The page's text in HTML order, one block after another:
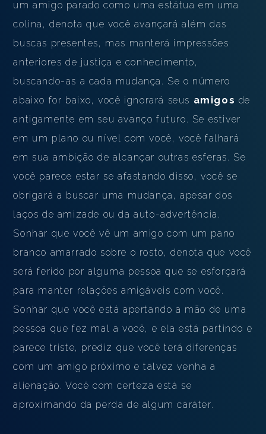
um amigo parado como uma estátua em uma
colina, denota que você avançará além das
buscas presentes, mas manterá impressões
anteriores de justiça e conhecimento,
buscando-as a cada mudança. Se o número
abaixo for baixo, você ignorará seus amigos de
antigamente em seu avanço futuro. Se estiver
em um plano ou nível com você, você falhará
em sua ambição de alcançar outras esferas. Se
você parece estar se afastando disso, você se
obrigará a buscar uma mudança, apesar dos
laços de amizade ou da auto-advertência.
Sonhar que você vê um amigo com um pano
branco amarrado sobre o rosto, denota que você
será ferido por alguma pessoa que se esforçará
para manter relações amigáveis ​​com você.
Sonhar que você está apertando a mão de uma
pessoa que fez mal a você, e ela está partindo e
parece triste, prediz que você terá diferenças
com um amigo próximo e talvez venha a
alienação. Você com certeza está se
aproximando da perda de algum caráter.